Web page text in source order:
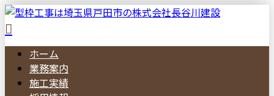
ホーム
業務案内
施工実績